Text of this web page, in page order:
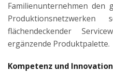
Familienunternehmen den
flächendeckender
ergänzende Produktpalette.
Kompetenz und